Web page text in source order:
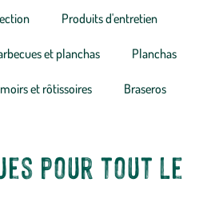
Produits d'entretien
et planchas Planchas
et rôtissoires Braseros
pour tout le